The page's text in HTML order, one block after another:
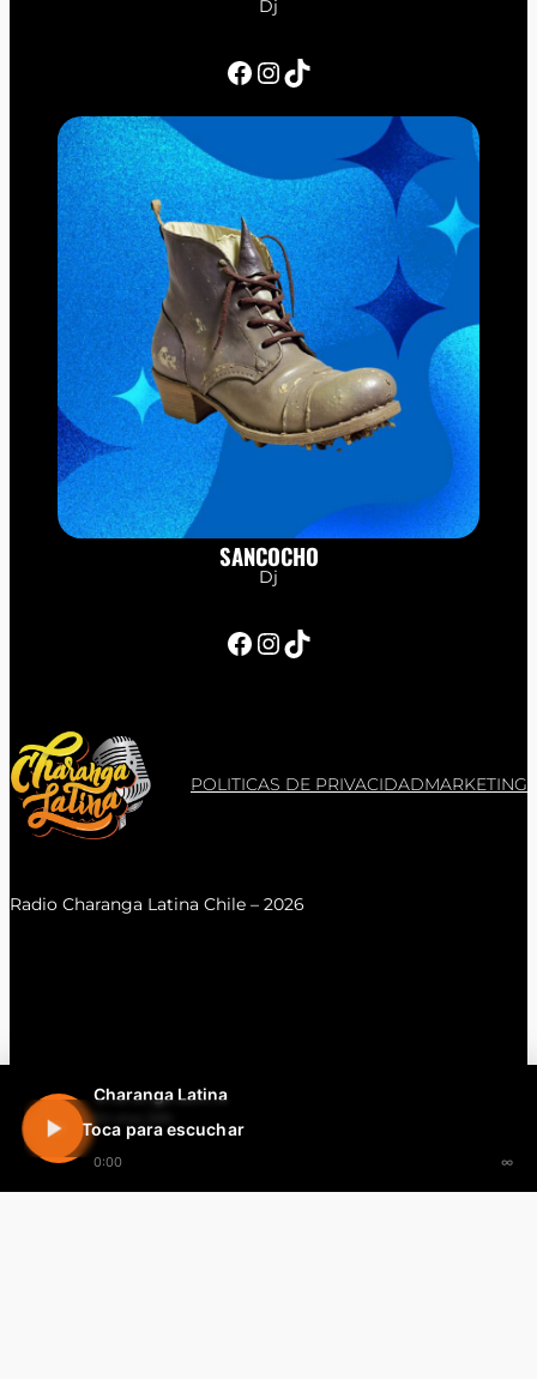
Charanga Latina
En vivo 24h
0:00 ∞
Toca para escuchar
Dj
Facebook InstagramTikTok
SANCOCHO
Dj
Facebook InstagramTikTok
POLITICAS DE PRIVACIDADMARKETING
Radio Charanga Latina Chile – 2026